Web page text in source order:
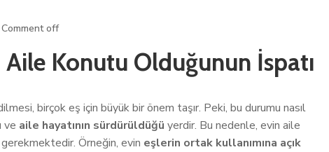
Comment off
Konutu Olduğunun İspatı
birçok eş için büyük bir önem taşır. Peki, bu durumu nasıl
ve aile hayatının sürdürüldüğü yerdir. Bu nedenle, evin aile
gerekmektedir. Örneğin, evin eşlerin ortak kullanımına açık